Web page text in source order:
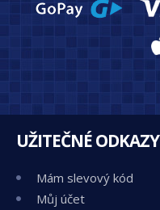
UŽITEČNÉ ODKAZY
Mám slevový kód
Můj účet